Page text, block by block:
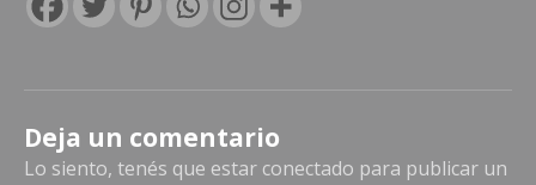
Deja un comentario
Lo siento, tenés que estar conectado para publicar un